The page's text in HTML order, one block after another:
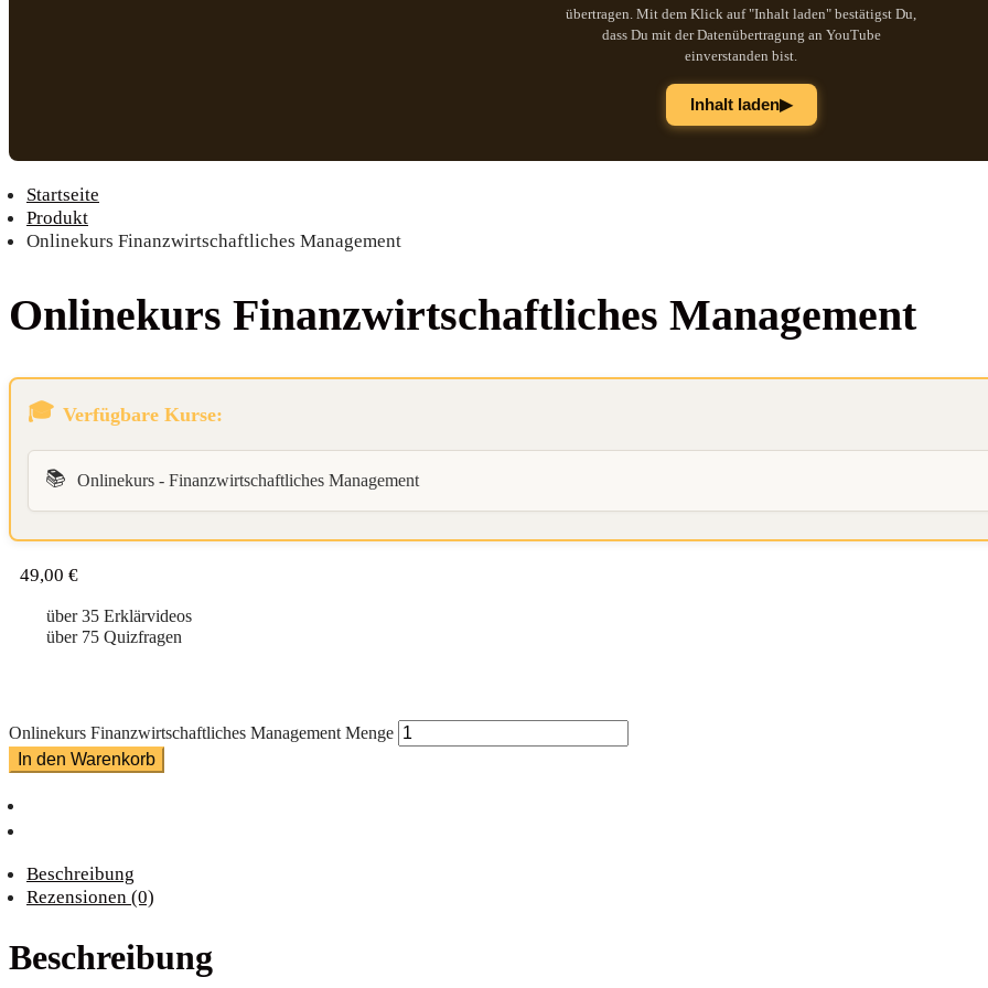
übertragen. Mit dem Klick auf "Inhalt laden" bestätigst Du,
dass Du mit der Datenübertragung an YouTube
einverstanden bist.
Inhalt laden▶
Startseite
Produkt
Onlinekurs Finanzwirtschaftliches Management
Online­kurs Finanz­wirt­schaft­li­ches Management
Verfügbare Kurse:
📚 Onlinekurs - Finanzwirtschaftliches Management
49,00 €
über 35 Erklärvideos
über 75 Quizfragen
Onlinekurs Finanzwirtschaftliches Management Menge
In den Warenkorb
Beschreibung
Rezensionen (0)
Beschreibung